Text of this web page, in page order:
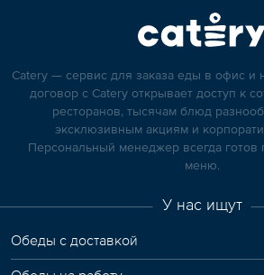
Catery — сервис для заказа еды в офис и
договор с Catery открывает доступ к
ресторанов, тысячам блюд
эксклюзивным акциям и
Персональный менеджер всегда
меню.
У нас ищут
Обеды с доставкой